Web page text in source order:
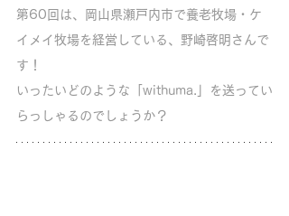
第60回は、岡山県瀬戸内市で養老牧場・ケ
イメイ牧場を経営している、野崎啓明さんで
す！
いったいどのような「withuma.」を送ってい
らっしゃるのでしょうか？